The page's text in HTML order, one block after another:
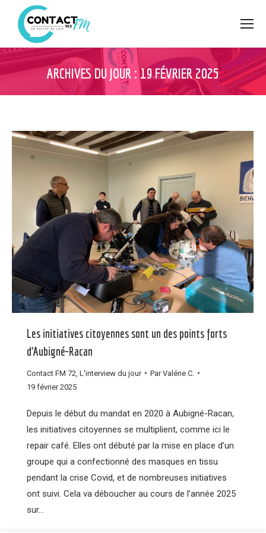
ARCHIVES DU JOUR :19 FÉVRIER 2025
Les initiatives citoyennes sont un des points forts
d’Aubigné-Racan
Contact FM 72 L'interview du jour ParValérie C.
19 février 2025
Depuis le début du mandat en 2020 à Aubigné-Racan,
les initiatives citoyennes se multiplient, comme ici le
repair café. Elles ont débuté par la mise en place d’un
groupe qui a confectionné des masques en tissu
pendant la crise Covid, et de nombreuses initiatives
ont suivi. Cela va déboucher au cours de l’année 2025
sur…